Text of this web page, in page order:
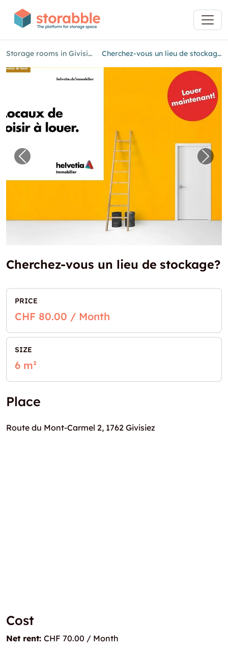
Storage rooms in Givisiez Cherchez-vous un lieu de stockage?
Previous image for "Cherchez-vous un lieu de
Next
Cherchez-vous un lieu de stockage?
PRICE
CHF 80.00 / Month
SIZE
6 m²
Place
Route du Mont-Carmel 2, 1762 Givisiez
Cost
Net rent: CHF 70.00 / Month